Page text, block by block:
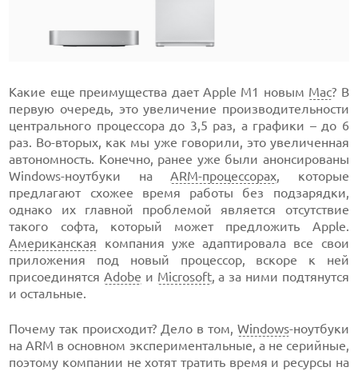
Какие еще преимущества дает Apple M1 новым Mac? В
первую очередь, это увеличение производительности
центрального процессора до 3,5 раз, а графики – до 6
раз. Во-вторых, как мы уже говорили, это увеличенная
автономность. Конечно, ранее уже были анонсированы
Windows-ноутбуки наARM-процессорах, которые
предлагают схожее время работы без подзарядки,
однако их главной проблемой является отсутствие
такого софта, который может предложить Apple.
Американская компания уже адаптировала все свои
приложения под новый процессор, вскоре к ней
присоединятсяAdobe и Microsoft, а за ними подтянутся
и остальные.
Почему так происходит? Дело в том, Windows-ноутбуки
на ARM в основном экспериментальные, а не серийные,
поэтому компании не хотят тратить время и ресурсы на